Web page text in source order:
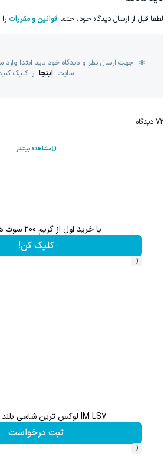
لطفا قبل از ارسال دیدگاه خود، حتما قوانین و مقررات
جهت ارسال نظر و دیدگاه خود باید ابتدا
سایت اینجا را کلیک
72 دیدگاه
مشاهده بیشتر
با خرید اول از گریم 200 سوت هدیه بگیر
کلیک کن!
‹
IM LS7 لوکس ترین شاسی بلند برقی ایران
ثبت درخواست
‹